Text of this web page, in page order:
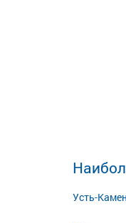
Усть-